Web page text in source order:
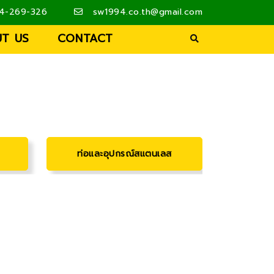
sw1994.co.th@gmail.com
269-326
US CONTACT
ท่อและอุปกรณ์สแตนเลส